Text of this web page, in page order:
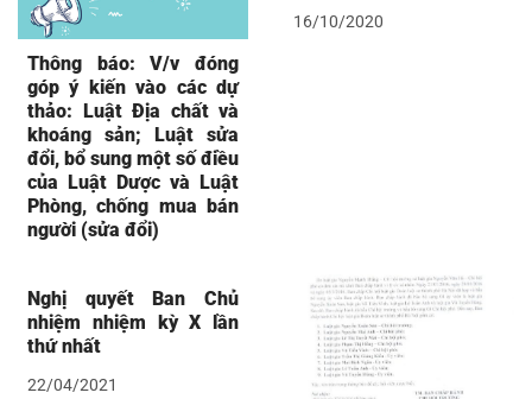
Thông báo: V/v đóng
góp ý kiến vào các dự
thảo: Luật Địa chất và
khoáng sản; Luật sửa
đổi, bổ sung một số điều
của Luật Dược và Luật
Phòng, chống mua bán
người (sửa đổi)
16/10/2020
Nghị quyết Ban Chủ
nhiệm nhiệm kỳ X lần
thứ nhất
22/04/2021